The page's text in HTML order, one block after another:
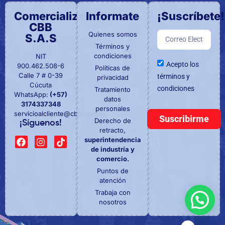
Comercializadora
CBB
S.A.S
NIT
900.462.508-6
Calle 7 # 0-39
Cúcuta
WhatsApp: (+57)
3174337348
servicioalcliente@cbb.com.co
¡Síguenos!
Informate
Quienes somos
Términos y
condiciones
Políticas de
privacidad
Tratamiento
datos
personales
Derecho de
retracto,
superintendencia
de industría y
comercio.
Puntos de
atención
Trabaja con
nosotros
¡Suscríbete!
Acepto los
términos y
condiciones
Suscribirme